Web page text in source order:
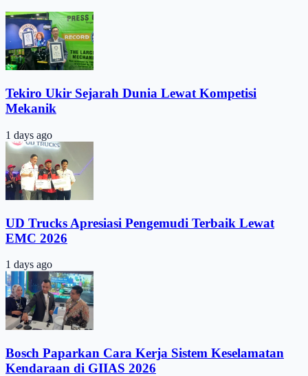
Tekiro Ukir Sejarah Dunia Lewat Kompetisi
Mekanik
1 days ago
UD Trucks Apresiasi Pengemudi Terbaik Lewat
EMC 2026
1 days ago
Bosch Paparkan Cara Kerja Sistem Keselamatan
Kendaraan di GIIAS 2026